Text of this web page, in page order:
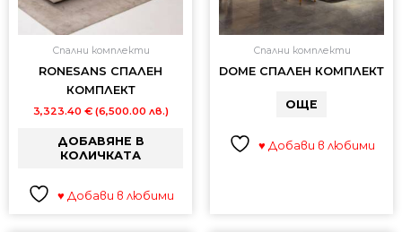
Спални комплекти
RONESANS СПАЛЕН
КОМПЛЕКТ
3,323.40 € (6,500.00 лв.)
ДОБАВЯНЕ В
КОЛИЧКАТА
♥ Добави в любими
Спални комплекти
DOME СПАЛЕН КОМПЛЕКТ
ОЩЕ
♥ Добави в любими